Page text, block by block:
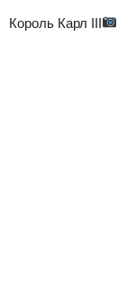
Король Карл III